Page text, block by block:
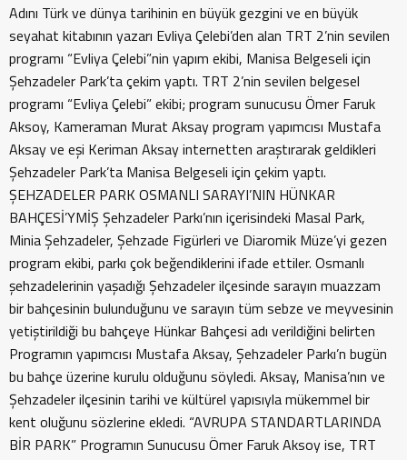
Adını Türk ve dünya tarihinin en büyük gezgini ve en büyük
seyahat kitabının yazarı Evliya Çelebi’den alan TRT 2’nin sevilen
programı “Evliya Çelebi”nin yapım ekibi, Manisa Belgeseli için
Şehzadeler Park’ta çekim yaptı. TRT 2’nin sevilen belgesel
programı “Evliya Çelebi” ekibi; program sunucusu Ömer Faruk
Aksoy, Kameraman Murat Aksay program yapımcısı Mustafa
Aksay ve eşi Keriman Aksay internetten araştırarak geldikleri
Şehzadeler Park’ta Manisa Belgeseli için çekim yaptı.
ŞEHZADELER PARK OSMANLI SARAYI’NIN HÜNKAR
BAHÇESİ’YMİŞ Şehzadeler Parkı’nın içerisindeki Masal Park,
Minia Şehzadeler, Şehzade Figürleri ve Diaromik Müze’yi gezen
program ekibi, parkı çok beğendiklerini ifade ettiler. Osmanlı
şehzadelerinin yaşadığı Şehzadeler ilçesinde sarayın muazzam
bir bahçesinin bulunduğunu ve sarayın tüm sebze ve meyvesinin
yetiştirildiği bu bahçeye Hünkar Bahçesi adı verildiğini belirten
Programın yapımcısı Mustafa Aksay, Şehzadeler Parkı’n bugün
bu bahçe üzerine kurulu olduğunu söyledi. Aksay, Manisa’nın ve
Şehzadeler ilçesinin tarihi ve kültürel yapısıyla mükemmel bir
kent oluğunu sözlerine ekledi. “AVRUPA STANDARTLARINDA
BİR PARK” Programın Sunucusu Ömer Faruk Aksoy ise, TRT